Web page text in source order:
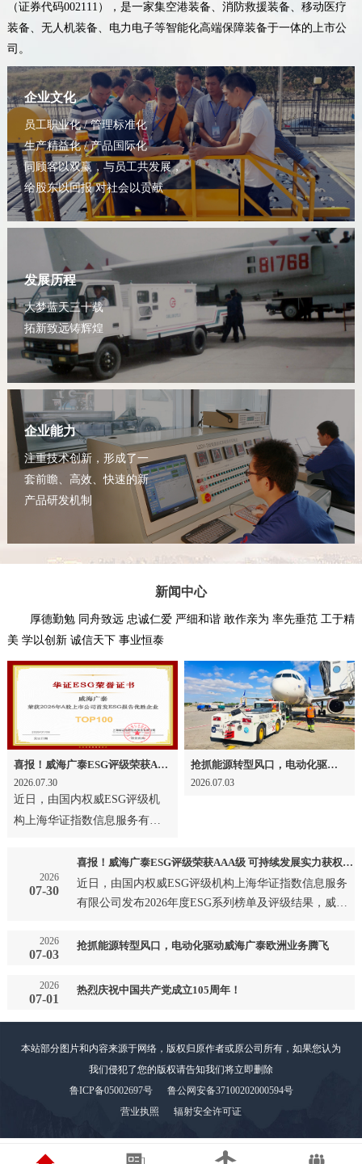
（证券代码002111），是一家集空港装备、消防救援装备、移动医疗
装备、无人机装备、电力电子等智能化高端保障装备于一体的上市公
司。
企业文化
员工职业化 / 管理标准化
生产精益化 / 产品国际化
同顾客以双赢，与员工共发展，
给股东以回报 对社会以贡献
发展历程
大梦蓝天三十载
拓新致远铸辉煌
企业能力
注重技术创新，形成了一
套前瞻、高效、快速的新
产品研发机制
新闻中心
厚德勤勉 同舟致远 忠诚仁爱 严细和谐 敢作亲为 率先垂范 工于精
美 学以创新 诚信天下 事业恒泰
喜报！威海广泰ESG评级荣获AAA级 可持续发展实力获权威认可
2026.07.30
近日，由国内权威ESG评级机
构上海华证指数信息服务有限
单及评级结果，威海广泰成
功…
抢抓能源转型风口，电动化驱动威海广泰欧洲业务腾飞
2026.07.03
2026
07-30
喜报！威海广泰ESG评级荣获AAA级 可持续发展实力获权威认可
近日，由国内权威ESG评级机构上海华证指数信息服务
有限公司发布2026年度ESG系列榜单及评级结果，威海
2026
07-03
抢抓能源转型风口，电动化驱动威海广泰欧洲业务腾飞
2026
07-01
热烈庆祝中国共产党成立105周年！
本站部分图片和内容来源于网络，版权归原作者或原公司所有，如果您认为
我们侵犯了您的版权请告知我们将立即删除
鲁ICP备05002697号
鲁公网安备37100202000594号
营业执照
辐射安全许可证